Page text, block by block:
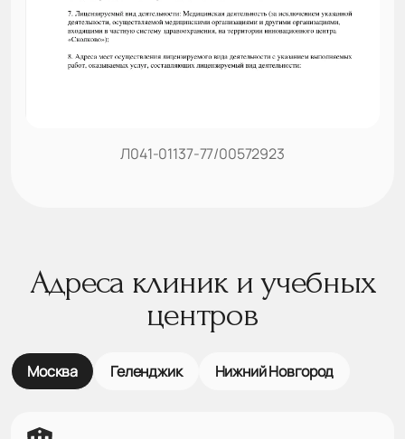
Л041-01137-77/00572923
Адреса клиник и учебных
центров
Москва Геленджик Нижний Новгород